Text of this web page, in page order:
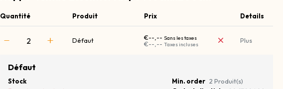
Quantité Produit Prix Details
Défaut €--,-- Sans les taxes
€--,-- Taxes incluses Plus
Défaut
Stock
Min. order 2 Produit(s)